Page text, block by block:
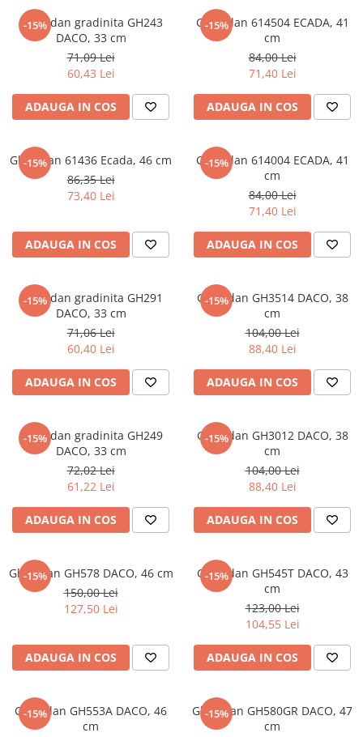
Audiobook
ReConnect
ScienceConnection
SelfHealing
Vindecare Spirituala
Senzatii/Thriller
SF & Fantasy
Teens Book Club
Umor
Instrumente si Truse Geometrie
Seturi scolare
Consumabile & Accesorii
COLOREAZA CU PRIETENII
De colorat
Pot desena minunat
Sa coloram cu Nicol
Carti educative
Codul copiilor de succes
Clubul Premiantilor
Super pitici 2-5 ani
Dezvoltare personala
Dictionare
Enciclopedii
Kids Book Club
Legende istorice
Literatura Scolara
Elevi de 10 plus
Lumea Copilariei
Ma pregatesc pentru scoala
Manuale - Carte Scolara
Clasa a III-a
Clasa a V-a
Clasa a VI-a
Clasa a VII-a
Clasa I
Clasa pregatitoare
Povesti
Puzzle-uri
Puzzle
Puzzle 3D Lemn
-15%
Ghiozdan gradinita GH243
DACO, 33 cm
71,09 Lei
60,43 Lei
ADAUGA IN COS
-15%
Ghiozdan 614504 ECADA, 41
cm
84,00 Lei
71,40 Lei
ADAUGA IN COS
-15%
Ghiozdan 61436 Ecada, 46 cm
86,35 Lei
73,40 Lei
ADAUGA IN COS
-15%
Ghiozdan 614004 ECADA, 41
cm
84,00 Lei
71,40 Lei
ADAUGA IN COS
-15%
Ghiozdan gradinita GH291
DACO, 33 cm
71,06 Lei
60,40 Lei
ADAUGA IN COS
-15%
Ghiozdan GH3514 DACO, 38
cm
104,00 Lei
88,40 Lei
ADAUGA IN COS
-15%
Ghiozdan gradinita GH249
DACO, 33 cm
72,02 Lei
61,22 Lei
ADAUGA IN COS
-15%
Ghiozdan GH3012 DACO, 38
cm
104,00 Lei
88,40 Lei
ADAUGA IN COS
-15%
Ghiozdan GH578 DACO, 46 cm
150,00 Lei
127,50 Lei
ADAUGA IN COS
-15%
Ghiozdan GH545T DACO, 43
cm
123,00 Lei
104,55 Lei
ADAUGA IN COS
-15%
Ghiozdan GH553A DACO, 46
cm
-15%
Ghiozdan GH580GR DACO, 47
cm